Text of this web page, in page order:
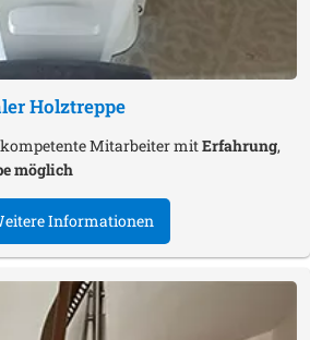
Holztreppe
Mitarbeiter mitErfahrung,
möglich
Informationen